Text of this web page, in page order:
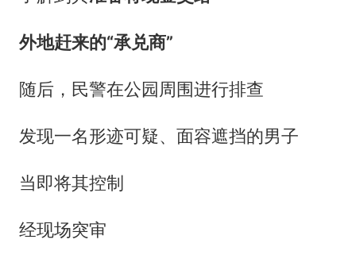
外地赶来的“承兑商”
随后，民警在公园周围进行排查
发现一名形迹可疑、面容遮挡的男子
当即将其控制
经现场突审